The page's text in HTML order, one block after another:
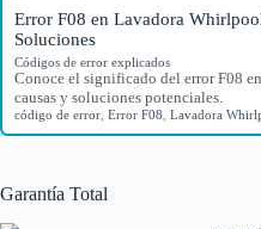
Error F08 en Lavadora
Soluciones
Códigos de error explicados
Conoce el significado del error F08
causas y soluciones potenciales.
código de error Error F08 Lavadora
Garantía Total